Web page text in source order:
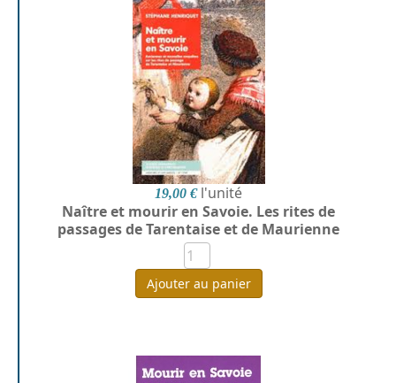
19,00 € l'unité
Naître et mourir en Savoie. Les rites de
passages de Tarentaise et de Maurienne
Ajouter au panier